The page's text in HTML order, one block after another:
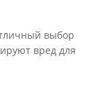
выбор
вред для